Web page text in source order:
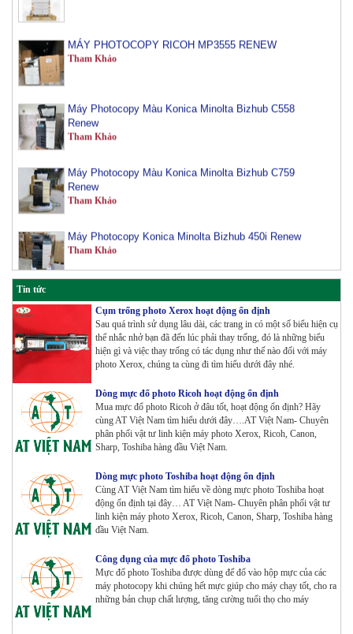
Tham Khảo
Renew
Tham Khảo
Renew
Tham Khảo
Tham Khảo
Máy Photocopy màu Toshiba E-Studio 3515AC Renew
Máy Photocopy Konica Minolta Bizhub 360i Renew
Tham Khảo
Máy Photocopy màu Toshiba E-Studio 4515AC Renew
Tham Khảo
Máy Photocopy màu Toshiba E-Studio 5015AC Renew
Tham Khảo
Máy Photocopy KONICA MINOLTA Bizhub 367 Renew
Tham Khảo
Tin tức
Cụm trống photo Xerox hoạt động ổn định
Sau quá trình sử dụng lâu dài, các trang in có một số biểu hiện cụ
thể nhắc nhở bạn đã đến lúc phải thay trống, đó là những biểu
hiện gì và việc thay trống có tác dụng như thế nào đối với máy
photo Xerox, chúng ta cùng đi tìm hiểu dưới đây nhé.
Dòng mực đổ photo Ricoh hoạt động ổn định
Mua mực đổ photo Ricoh ở đâu tốt, hoạt động ổn định? Hãy
cùng AT Việt Nam tìm hiểu dưới đây….AT Việt Nam- Chuyên
phân phối vật tư linh kiện máy photo Xerox, Ricoh, Canon,
Sharp, Toshiba hàng đầu Việt Nam.
Dòng mực photo Toshiba hoạt động ổn định
Cùng AT Việt Nam tìm hiểu về dòng mực photo Toshiba hoạt
động ổn định tại đây… AT Việt Nam- Chuyên phân phối vật tư
linh kiện máy photo Xerox, Ricoh, Canon, Sharp, Toshiba hàng
đầu Việt Nam.
Công dụng của mực đổ photo Toshiba
Mực đổ photo Toshiba được dùng để đổ vào hộp mực của các
máy photocopy khi chúng hết mực giúp cho máy chạy tốt, cho ra
những bản chụp chất lượng, tăng cường tuổi thọ cho máy